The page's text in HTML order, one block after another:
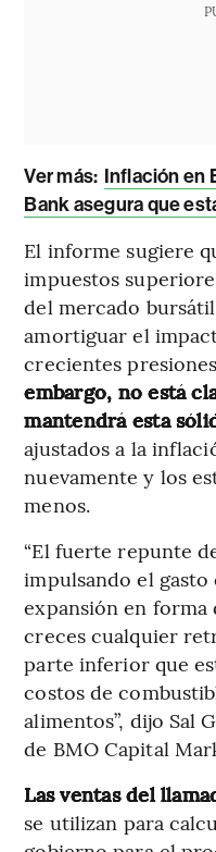
Ver más: Inflación en
Bank asegura que
El informe sugiere
impuestos
del mercado
amortiguar el
crecientes
embargo, no está
mantendrá esta
ajustados a la
nuevamente y los
menos.
“El fuerte repunte
impulsando el
expansión en forma
creces cualquier
parte inferior que
costos de
alimentos”, dijo Sal
de BMO Capital
Las ventas del
se utilizan para